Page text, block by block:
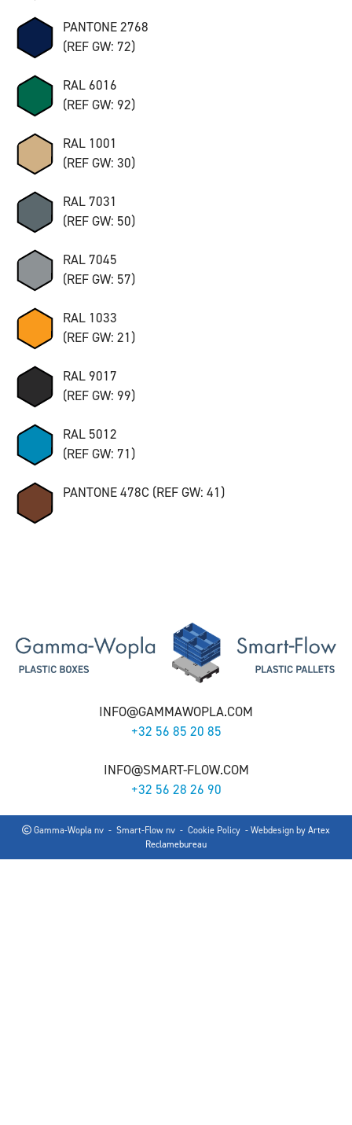
PANTONE 2768
(REF GW: 72)
RAL 6016
(REF GW: 92)
RAL 1001
(REF GW: 30)
RAL 7031
(REF GW: 50)
RAL 7045
(REF GW: 57)
RAL 1033
(REF GW: 21)
RAL 9017
(REF GW: 99)
RAL 5012
(REF GW: 71)
PANTONE 478C (REF GW: 41)
INFO@GAMMAWOPLA.COM
+32 56 85 20 85
INFO@SMART-FLOW.COM
+32 56 28 26 90
Gamma-Wopla nv - Smart-Flow nv - Cookie Policy - Webdesign byArtex
Reclamebureau